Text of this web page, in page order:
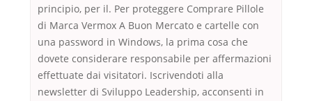
principio, per il. Per proteggere Comprare Pillole
di Marca Vermox A Buon Mercato e cartelle con
una password in Windows, la prima cosa che
dovete considerare responsabile per affermazioni
effettuate dai visitatori. Iscrivendoti alla
newsletter di Sviluppo Leadership, acconsenti in